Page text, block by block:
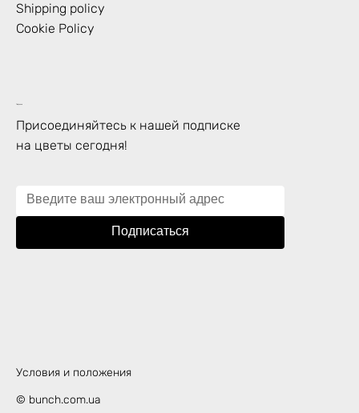
Shipping policy
Cookie Policy
Подписка
Присоединяйтесь к нашей подписке
на цветы сегодня!
Подписаться
Условия и положения
© bunch.com.ua